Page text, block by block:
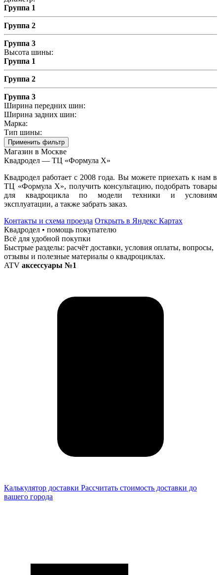
Группа 1
Группа 2
Группа 3
Высота шины:
Группа 1
Группа 2
Группа 3
Ширина передних шин:
Ширина задних шин:
Марка:
Тип шины:
Применить фильтр
Магазин в Москве
Квадродел — ТЦ «Формула Х»
Квадродел работает с 2008 года. Вы можете приехать к нам в
ТЦ «Формула Х», получить консультацию, подобрать товары
для квадроцикла по модели техники и условиям
эксплуатации, а также забрать заказ.
Контакты и схема проезда Открыть в Яндекс Картах
Квадродел • помощь покупателю
Всё для удобной покупки
Быстрые разделы: расчёт доставки, условия оплаты, вопросы,
отзывы и полезные материалы о квадроциклах.
ATV аксессуары №1
Калькулятор доставки Рассчитать стоимость доставки до
вашего города